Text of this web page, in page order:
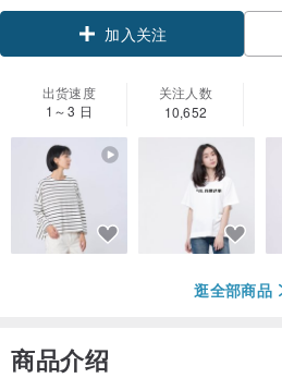
加入关注
出货速度
1～3 日
关注人数
10,652
逛全部商品
商品介绍